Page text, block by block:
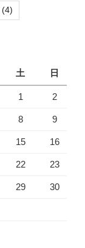
(4)
土 日
1 2
8 9
15 16
22 23
29 30